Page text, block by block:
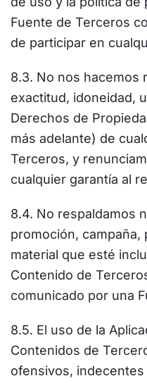
Fuente de Terceros
de participar en
8.3. No nos hacemos
exactitud, idoneidad,
Derechos de
más adelante) de
Terceros, y
cualquier garantía al
8.4. No respaldamos
promoción,
material que esté
Contenido de
comunicado por una
8.5. El uso de la
Contenidos de
ofensivos,